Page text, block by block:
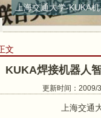
上海交通大学-KUKA
文
KUKA焊接机器人
更新时间：2009/
上海交通